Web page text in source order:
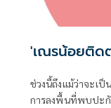
'เณรน้อยติด
ช่วงนี้ถึงแม้ว่าจะเป็
การลงพื้นที่พบปะกั